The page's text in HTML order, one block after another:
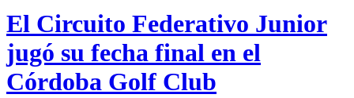
El Circuito Federativo Junior
jugó su fecha final en el
Córdoba Golf Club